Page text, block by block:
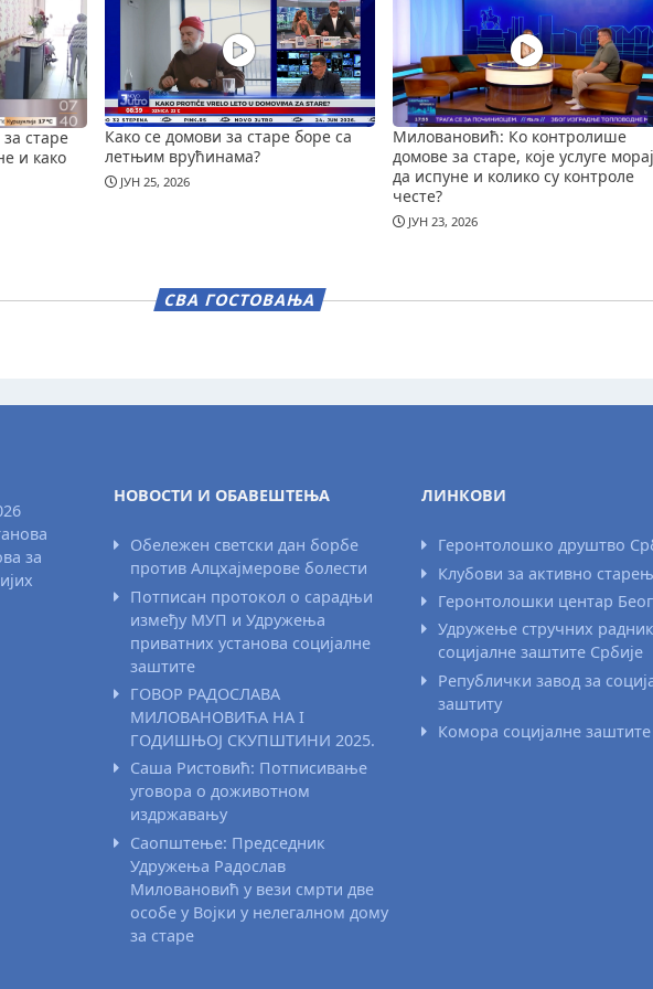
старе
и како
Како се домови за старе боре са
летњим врућинама?
ЈУН 25, 2026
Миловановић: Ко контролише
домове за старе, које услуге
да испуне и колико су контроле
честе?
ЈУН 23, 2026
СВА ГОСТОВАЊА
за
НОВОСТИ И ОБАВЕШТЕЊА
Обележен светски дан борбе
против Алцхајмерове болести
Потписан протокол о сарадњи
између МУП и Удружења
приватних установа социјалне
заштите
ГОВОР РАДОСЛАВА
МИЛОВАНОВИЋА НА I
ГОДИШЊОЈ СКУПШТИНИ 2025.
Саша Ристовић: Потписивање
уговора о доживотном
издржавању
Саопштење: Председник
Удружења Радослав
Миловановић у вези смрти две
особе у Војки у нелегалном дому
за старе
ЛИНКОВИ
Геронтолошко друштво
Клубови за активно
Геронтолошки центар
Удружење стручних
социјалне заштите Србије
Републички завод за
заштиту
Комора социјалне заштите